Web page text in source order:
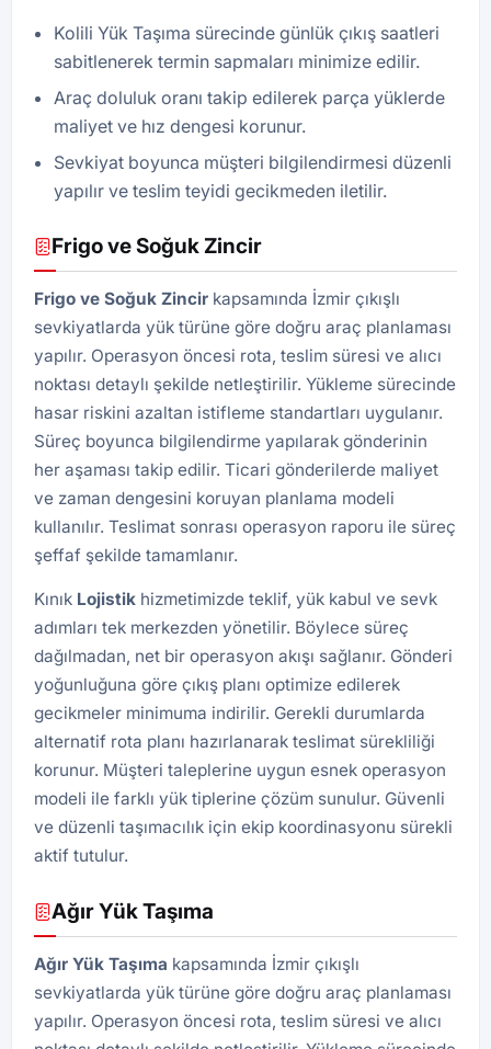
Kolili Yük Taşıma sürecinde günlük çıkış saatleri
sabitlenerek termin sapmaları minimize edilir.
Araç doluluk oranı takip edilerek parça yüklerde
maliyet ve hız dengesi korunur.
Sevkiyat boyunca müşteri bilgilendirmesi düzenli
yapılır ve teslim teyidi gecikmeden iletilir.
Frigo ve Soğuk Zincir
Frigo ve Soğuk Zincir kapsamında İzmir çıkışlı
sevkiyatlarda yük türüne göre doğru araç planlaması
yapılır. Operasyon öncesi rota, teslim süresi ve alıcı
noktası detaylı şekilde netleştirilir. Yükleme sürecinde
hasar riskini azaltan istifleme standartları uygulanır.
Süreç boyunca bilgilendirme yapılarak gönderinin
her aşaması takip edilir. Ticari gönderilerde maliyet
ve zaman dengesini koruyan planlama modeli
kullanılır. Teslimat sonrası operasyon raporu ile süreç
şeffaf şekilde tamamlanır.
Kınık Lojistik hizmetimizde teklif, yük kabul ve sevk
adımları tek merkezden yönetilir. Böylece süreç
dağılmadan, net bir operasyon akışı sağlanır. Gönderi
yoğunluğuna göre çıkış planı optimize edilerek
gecikmeler minimuma indirilir. Gerekli durumlarda
alternatif rota planı hazırlanarak teslimat sürekliliği
korunur. Müşteri taleplerine uygun esnek operasyon
modeli ile farklı yük tiplerine çözüm sunulur. Güvenli
ve düzenli taşımacılık için ekip koordinasyonu sürekli
aktif tutulur.
Ağır Yük Taşıma
Ağır Yük Taşıma kapsamında İzmir çıkışlı
sevkiyatlarda yük türüne göre doğru araç planlaması
yapılır. Operasyon öncesi rota, teslim süresi ve alıcı